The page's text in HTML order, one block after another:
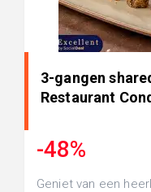
3-gangen
Restaurant
-48%
Geniet van een